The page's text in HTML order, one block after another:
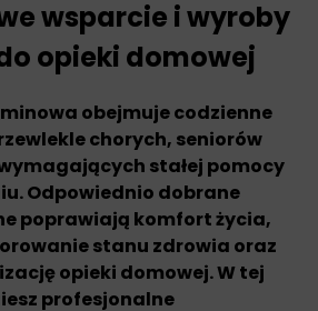
wsparcie i wyroby
opieki domowej
obejmuje codzienne
chorych, seniorów
stałej pomocy
Odpowiednio dobrane
poprawiają komfort życia,
stanu zdrowia oraz
opieki domowej. W tej
profesjonalne